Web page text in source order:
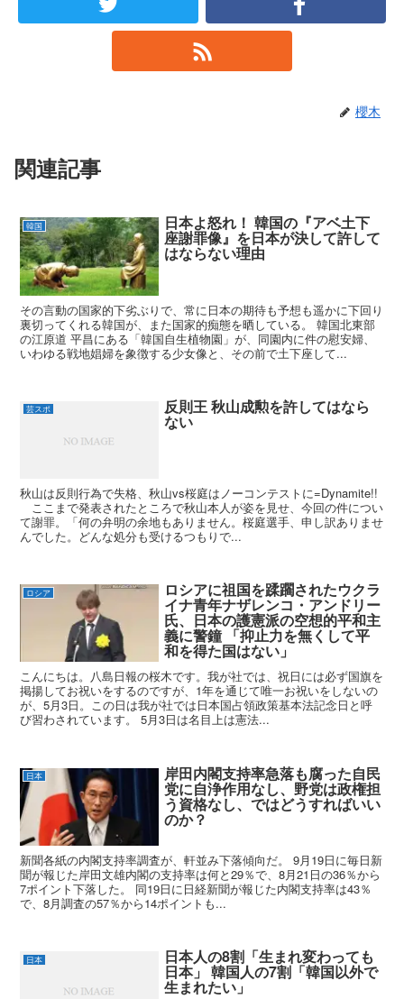
櫻木
関連記事
韓国 日本よ怒れ！ 韓国の『アベ土下
座謝罪像』を日本が決して許して
はならない理由
その言動の国家的下劣ぶりで、常に日本の期待も予想も遥かに下回り
裏切ってくれる韓国が、また国家的痴態を晒している。 韓国北東部
の江原道 平昌にある「韓国自生植物園」が、同園内に件の慰安婦、
いわゆる戦地娼婦を象徴する少女像と、その前で土下座して...
芸スポ 反則王 秋山成勲を許してはなら
ない
秋山は反則行為で失格、秋山vs桜庭はノーコンテストに=Dynamite!!
ここまで発表されたところで秋山本人が姿を見せ、今回の件につい
て謝罪。「何の弁明の余地もありません。桜庭選手、申し訳ありませ
んでした。どんな処分も受けるつもりで...
ロシア ロシアに祖国を蹂躙されたウクラ
イナ青年ナザレンコ・アンドリー
氏、日本の護憲派の空想的平和主
義に警鐘 「抑止力を無くして平
和を得た国はない」
こんにちは。八島日報の桜木です。我が社では、祝日には必ず国旗を
掲揚してお祝いをするのですが、1年を通じて唯一お祝いをしないの
が、5月3日。この日は我が社では日本国占領政策基本法記念日と呼
び習わされています。 5月3日は名目上は憲法...
日本 岸田内閣支持率急落も腐った自民
党に自浄作用なし、野党は政権担
う資格なし、ではどうすればいい
のか？
新聞各紙の内閣支持率調査が、軒並み下落傾向だ。 9月19日に毎日新
聞が報じた岸田文雄内閣の支持率は何と29％で、8月21日の36％から
7ポイント下落した。 同19日に日経新聞が報じた内閣支持率は43％
で、8月調査の57％から14ポイントも...
日本 日本人の8割「生まれ変わっても
日本」 韓国人の7割「韓国以外で
生まれたい」